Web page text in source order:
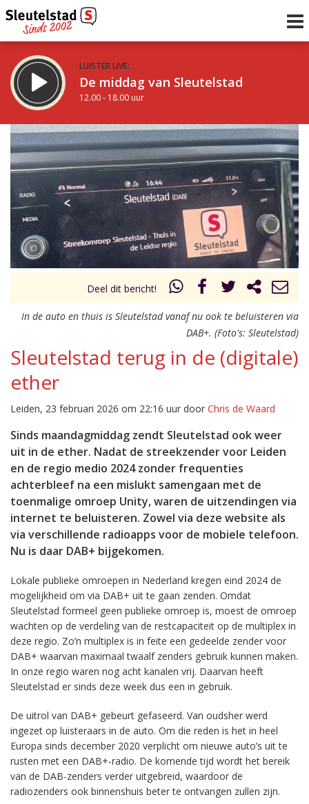
LUISTER LIVE:
De middag van Sleutelstad
12.00 - 18.00 uur
STRAKS:
De avond van Sleutelstad
18.00 - 19.00 uur
Vorig uur
uur 1 van 0 Volgend uur
Deel dit bericht!
In de auto en thuis is Sleutelstad vanaf nu ook te beluisteren via
DAB+. (Foto's: Sleutelstad)
Sleutelstad terug in de (digitale)
ether
Leiden, 23 februari 2026 om 22:16 uur door Chris de Waard
Sinds maandagmiddag zendt Sleutelstad ook weer
uit in de ether. Nadat de streekzender voor Leiden
en de regio medio 2024 zonder frequenties
achterbleef na een mislukt samengaan met de
toenmalige omroep Unity, waren de uitzendingen via
internet te beluisteren. Zowel via deze website als
via verschillende radioapps voor de mobiele telefoon.
Nu is daar DAB+ bijgekomen.
Lokale publieke omroepen in Nederland kregen eind 2024 de
mogelijkheid om via DAB+ uit te gaan zenden. Omdat
Sleutelstad formeel geen publieke omroep is, moest de omroep
wachten op de verdeling van de restcapaciteit op de multiplex in
deze regio. Zo’n multiplex is in feite een gedeelde zender voor
DAB+ waarvan maximaal twaalf zenders gebruik kunnen maken.
In onze regio waren nog acht kanalen vrij. Daarvan heeft
Sleutelstad er sinds deze week dus een in gebruik.
De uitrol van DAB+ gebeurt gefaseerd. Van oudsher werd
ingezet op luisteraars in de auto. Om die reden is het in heel
Europa sinds december 2020 verplicht om nieuwe auto’s uit te
rusten met een DAB+-radio. De komende tijd wordt het bereik
van de DAB-zenders verder uitgebreid, waardoor de
radiozenders ook binnenshuis beter te ontvangen zullen zijn.